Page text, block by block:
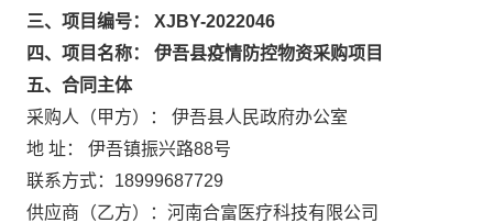
三、项目编号： XJBY-2022046
四、项目名称： 伊吾县疫情防控物资采购项目
五、合同主体
采购人（甲方）： 伊吾县人民政府办公室
地 址： 伊吾镇振兴路88号
联系方式：18999687729
供应商（乙方）：河南合富医疗科技有限公司